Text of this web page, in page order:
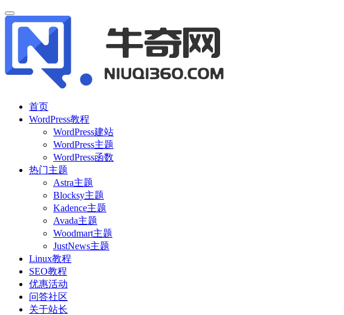
首页
WordPress教程
WordPress建站
WordPress主题
WordPress函数
热门主题
Astra主题
Blocksy主题
Kadence主题
Avada主题
Woodmart主题
JustNews主题
Linux教程
SEO教程
优惠活动
问答社区
关于站长